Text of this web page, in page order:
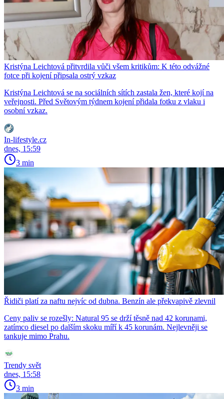
Kristýna Leichtová přitvrdila vůči všem kritikům: K této odvážné
fotce při kojení připsala ostrý vzkaz
Kristýna Leichtová se na sociálních sítích zastala žen, které kojí na
veřejnosti. Před Světovým týdnem kojení přidala fotku z vlaku i
osobní vzkaz.
In-lifestyle.cz
dnes, 15:59
3 min
Řidiči platí za naftu nejvíc od dubna. Benzín ale překvapivě zlevnil
Ceny paliv se rozešly: Natural 95 se drží těsně nad 42 korunami,
zatímco diesel po dalším skoku míří k 45 korunám. Nejlevněji se
tankuje mimo Prahu.
Trendy svět
dnes, 15:58
3 min